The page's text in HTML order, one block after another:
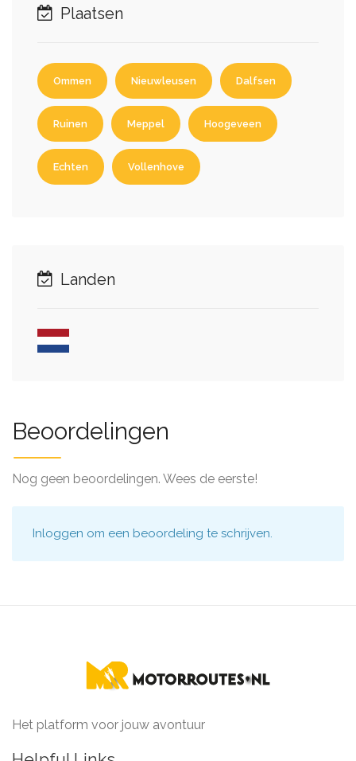
Plaatsen
Ommen Nieuwleusen Dalfsen
Ruinen Meppel Hoogeveen
Echten Vollenhove
Landen
Beoordelingen
Nog geen beoordelingen. Wees de eerste!
Inloggen om een beoordeling te schrijven.
Het platform voor jouw avontuur